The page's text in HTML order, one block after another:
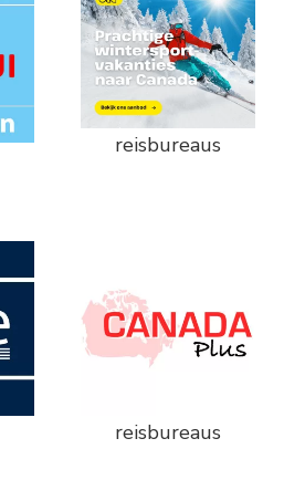
reisbureaus
reisbureaus